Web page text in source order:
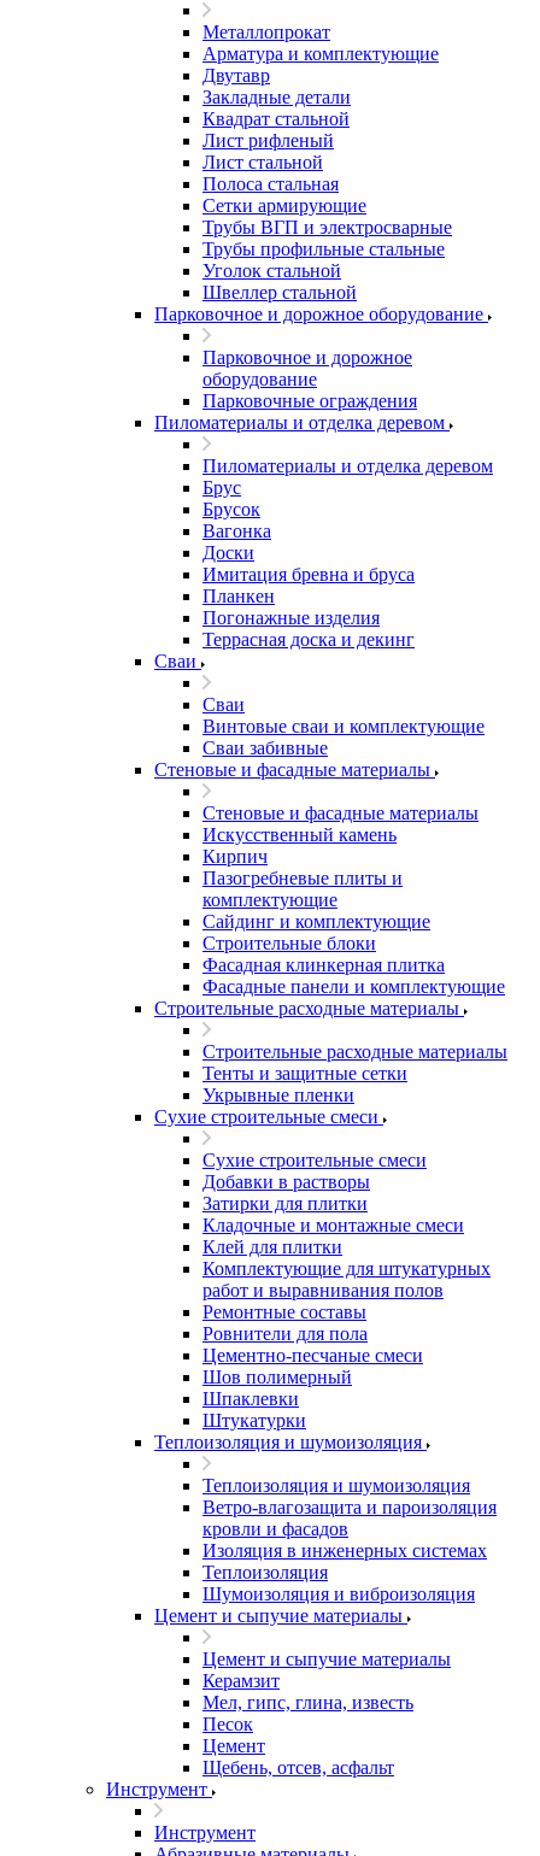
Металлопрокат
Арматура и комплектующие
Двутавр
Закладные детали
Квадрат стальной
Лист рифленый
Лист стальной
Полоса стальная
Сетки армирующие
Трубы ВГП и электросварные
Трубы профильные стальные
Уголок стальной
Швеллер стальной
Парковочное и дорожное оборудование
Парковочное и дорожное
оборудование
Парковочные ограждения
Пиломатериалы и отделка деревом
Пиломатериалы и отделка деревом
Брус
Брусок
Вагонка
Доски
Имитация бревна и бруса
Планкен
Погонажные изделия
Террасная доска и декинг
Сваи
Сваи
Винтовые сваи и комплектующие
Сваи забивные
Стеновые и фасадные материалы
Стеновые и фасадные материалы
Искусственный камень
Кирпич
Пазогребневые плиты и
комплектующие
Сайдинг и комплектующие
Строительные блоки
Фасадная клинкерная плитка
Фасадные панели и комплектующие
Строительные расходные материалы
Строительные расходные материалы
Тенты и защитные сетки
Укрывные пленки
Сухие строительные смеси
Сухие строительные смеси
Добавки в растворы
Затирки для плитки
Кладочные и монтажные смеси
Клей для плитки
Комплектующие для штукатурных
работ и выравнивания полов
Ремонтные составы
Ровнители для пола
Цементно-песчаные смеси
Шов полимерный
Шпаклевки
Штукатурки
Теплоизоляция и шумоизоляция
Теплоизоляция и шумоизоляция
Ветро-влагозащита и пароизоляция
кровли и фасадов
Изоляция в инженерных системах
Теплоизоляция
Шумоизоляция и виброизоляция
Цемент и сыпучие материалы
Цемент и сыпучие материалы
Керамзит
Мел, гипс, глина, известь
Песок
Цемент
Щебень, отсев, асфальт
Инструмент
Инструмент